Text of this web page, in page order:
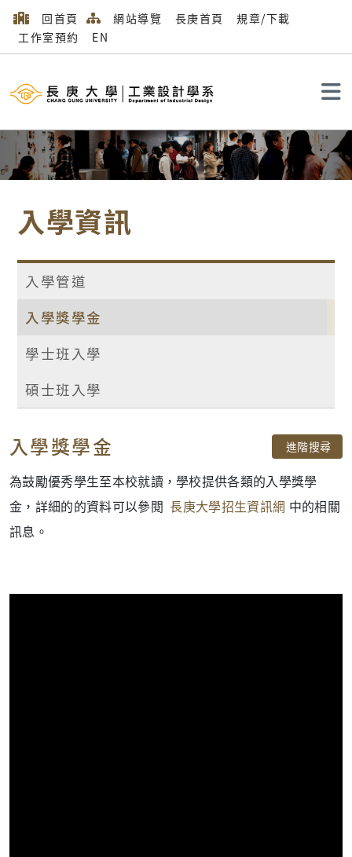
回首頁 網站導覽 長庚首頁
規章/下載
工作室預約
EN
入學資訊
入學管道
入學獎學金
學士班入學
碩士班入學
入學獎學金 進階搜尋
為鼓勵優秀學生至本校就讀，學校提供各類的入學獎學
金，詳細的的資料可以參閱 長庚大學招生資訊網 中的相關
訊息。